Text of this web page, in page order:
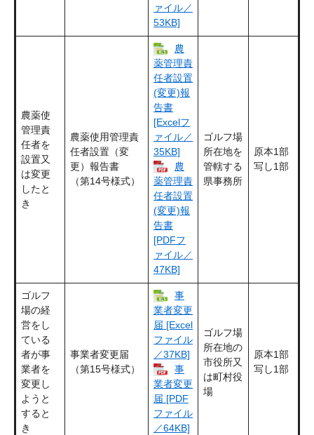
ァイル／
53KB]
農薬使
管理責
任者を
設置又
は変更
したと
き
農薬使用管理責
任者設置（変
更）報告書
（第14号様式）
農
薬管理責
任者設置
(変更)報
告書
[Excelフ
ァイル／
35KB]
農
薬管理責
任者設置
(変更)報
告書
[PDFフ
ァイル／
47KB]
ゴルフ場
所在地を
管轄する
県事務所
原本1部
写し1部
ゴルフ
場の経
営をし
ている
者が事
業者を
変更し
ようと
すると
き
事業者変更届
（第15号様式）
事
業者変更
届 [Excel
ファイル
／37KB]
事
業者変更
届 [PDF
ファイル
／64KB]
ゴルフ場
所在地の
市役所又
は町村役
場
原本1部
写し1部